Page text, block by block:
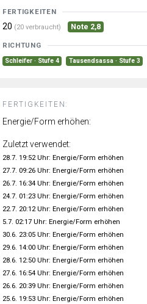
FERTIGKEITEN
20 (20 verbraucht) Note 2,8
RICHTUNG
Schleifer · Stufe 4 Tausendsassa · Stufe 3
FERTIGKEITEN:
Energie/Form erhöhen:
Zuletzt verwendet:
28.7. 19:52 Uhr: Energie/Form erhöhen
27.7. 09:26 Uhr: Energie/Form erhöhen
26.7. 16:34 Uhr: Energie/Form erhöhen
24.7. 01:23 Uhr: Energie/Form erhöhen
22.7. 20:12 Uhr: Energie/Form erhöhen
5.7. 02:17 Uhr: Energie/Form erhöhen
30.6. 23:05 Uhr: Energie/Form erhöhen
29.6. 14:00 Uhr: Energie/Form erhöhen
28.6. 12:50 Uhr: Energie/Form erhöhen
27.6. 16:54 Uhr: Energie/Form erhöhen
26.6. 20:39 Uhr: Energie/Form erhöhen
25.6. 19:53 Uhr: Energie/Form erhöhen